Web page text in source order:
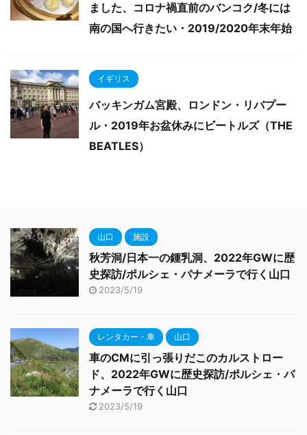
ました、コロナ禍直前のバンコク/冬には
南の国へ行きたい・2019/2020年末年始
イギリス
バッキンガム宮殿、ロンドン・リバプー
ル・2019年お盆休みにビートルズ（THE
BEATLES）
山口 施設
秋芳洞/日本一の鍾乳洞、2022年GWに歴
史探訪/ポルシェ・パナメーラで行く山口
2023/5/19
レンタカー・車 山口
車のCMに引っ張りだこのカルストロー
ド、2022年GWに歴史探訪/ポルシェ・パ
ナメーラで行く山口
2023/5/19